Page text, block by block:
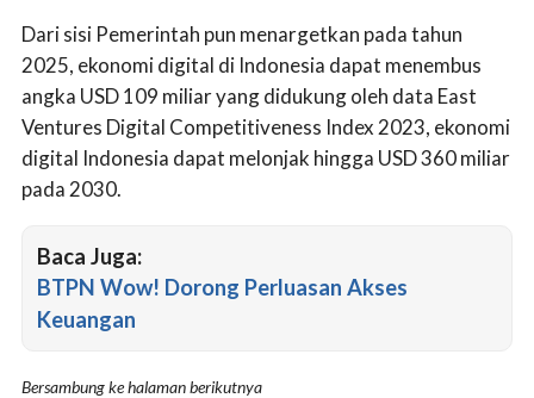
Dari sisi Pemerintah pun menargetkan pada tahun
2025, ekonomi digital di Indonesia dapat menembus
angka USD 109 miliar yang didukung oleh data East
Ventures Digital Competitiveness Index 2023, ekonomi
digital Indonesia dapat melonjak hingga USD 360 miliar
pada 2030.
Baca Juga:
BTPN Wow! Dorong Perluasan Akses
Keuangan
Bersambung ke halaman berikutnya